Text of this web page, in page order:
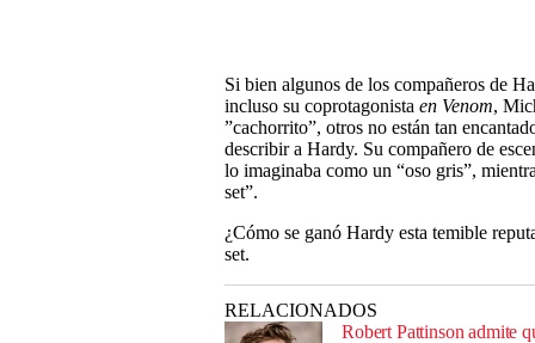
Si bien algunos de los compañeros de
incluso su coprotagonista en Venom,
”cachorrito”, otros no están tan
describir a Hardy. Su compañero de
lo imaginaba como un “oso gris”,
set”.
¿Cómo se ganó Hardy esta temible
set.
RELACIONADOS
Robert Pattinson admite